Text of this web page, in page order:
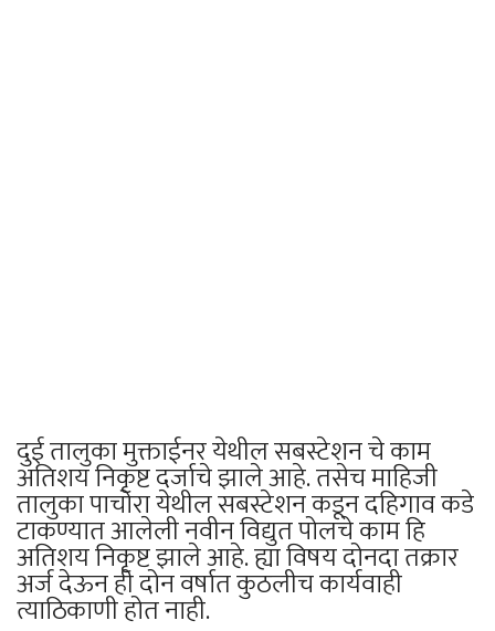
दुई तालुका मुक्ताईनर येथील सबस्टेशन चे काम
अतिशय निकृष्ट दर्जाचे झाले आहे. तसेच माहिजी
तालुका पाचोरा येथील सबस्टेशन कडून दहिगाव कडे
टाकण्यात आलेली नवीन विद्युत पोलचे काम हि
अतिशय निकृष्ट झाले आहे. ह्या विषय दोनदा तक्रार
अर्ज देऊन ही दोन वर्षात कुठलीच कार्यवाही
त्याठिकाणी होत नाही.